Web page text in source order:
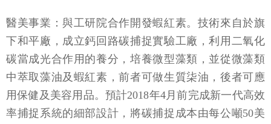
醫美事業：與工研院合作開發蝦紅素。技術來自於旗
下和平廠，成立鈣回路碳捕捉實驗工廠，利用二氧化
碳當成光合作用的養分，培養微型藻類，並從微藻類
中萃取藻油及蝦紅素，前者可做生質柒油，後者可應
用保健及美容用品。預計2018年4月前完成新一代高效
率捕捉系統的細部設計，將碳捕捉成本由每公噸50美